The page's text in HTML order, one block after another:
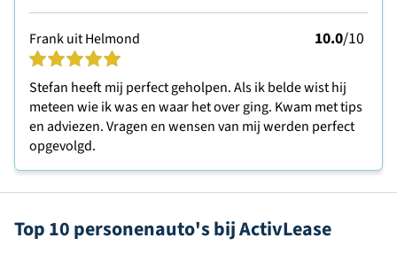
Frank uit Helmond 10.0/10
Stefan heeft mij perfect geholpen. Als ik belde wist hij
meteen wie ik was en waar het over ging. Kwam met tips
en adviezen. Vragen en wensen van mij werden perfect
opgevolgd.
Top 10 personenauto's bij ActivLease